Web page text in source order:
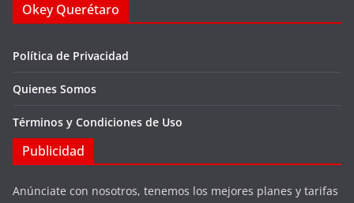
Okey Querétaro
Política de Privacidad
Quienes Somos
Términos y Condiciones de Uso
Publicidad
Anúnciate con nosotros, tenemos los mejores planes y tarifas